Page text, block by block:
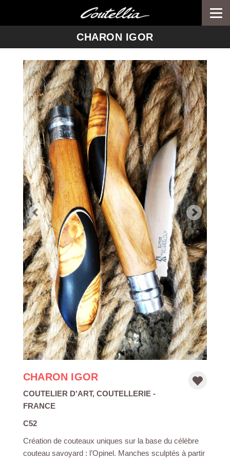
CHARON IGOR
CHARON IGOR
COUTELIER D'ART, COUTELLERIE -
FRANCE
C52
Création de couteaux uniques sur la base du célèbre
couteau savoyard : l’Opinel. Manches sculptés à partir